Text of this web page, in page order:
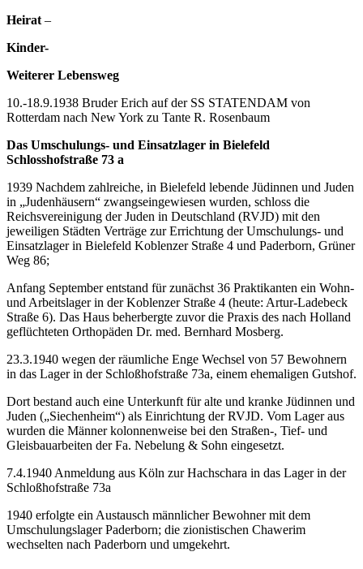
Heirat –
Kinder-
Weiterer Lebensweg
10.-18.9.1938 Bruder Erich auf der SS STATENDAM von
Rotterdam nach New York zu Tante R. Rosenbaum
Das Umschulungs- und Einsatzlager in Bielefeld
Schlosshofstraße 73 a
1939 Nach­dem zahl­rei­che, in Bie­le­feld le­ben­de Jü­din­nen und Ju­den
in „Ju­den­häu­sern“ zwangs­ein­ge­wie­sen wur­den, schloss die
Reichsvereinigung der Juden in Deutschland (RVJD) mit den
jeweiligen Städten Verträge zur Errichtung der Umschulungs- und
Einsatzlager in Bielefeld Ko­blen­zer Stra­ße 4 und Paderborn, Grüner
Weg 86;
Anfang September ent­stan­d für zu­nächst 36 Praktikanten ein Wohn-
und Ar­beits­la­ger in der Ko­blen­zer Stra­ße 4 (heu­te: Ar­tur-La­de­beck
Stra­ße 6). Das Haus beherbergte zuvor die Praxis des nach Holland
geflüchteten Orthopäden Dr. med. Bernhard Mosberg.
23.3.1940 wegen der räumliche Enge Wechsel von 57 Bewohnern
in das Lager in der Schloß­hof­stra­ße 73a, einem ehemaligen Gutshof.
Dort bestand auch eine Un­ter­kunft für alte und kran­ke Jü­din­nen und
Ju­den („Sie­chen­heim“) als Ein­rich­tung der RVJD. Vom Lager aus
wurden die Männer kolonnenweise bei den Straßen-, Tief- und
Gleisbauarbeiten der Fa. Nebelung & Sohn eingesetzt.
7.4.1940 Anmeldung aus Köln zur Hachschara in das Lager in der
Schloß­hof­stra­ße 73a
1940 erfolgte ein Austausch männlicher Bewohner mit dem
Umschulungslager Paderborn; die zionistischen Chawerim
wechselten nach Paderborn und umgekehrt.